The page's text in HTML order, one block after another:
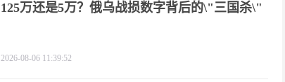
125万还是5万？俄乌战损数字背后的\"三国杀\"
2026-08-06 11:39:52